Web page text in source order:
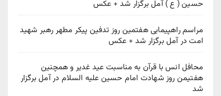
حسین ( ع ) آمل برگزار شد + عکس
مراسم راهپیمایی هفتمین روز تدفین پیکر مطهر رهبر شهید
امت در آمل برگزار شد + عکس
محافل انس با قرآن به مناسبت عید غدیر و همچنین
هفتیمن روز شهادت امام حسین علیه السلام در آمل برگزار
شد